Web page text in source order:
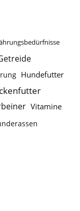
Hundefutter
Vitamine